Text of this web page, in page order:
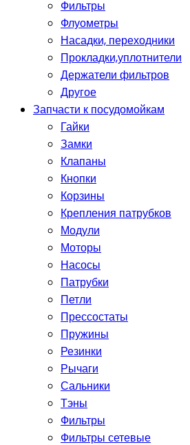
Фильтры
Флуометры
Насадки, переходники
Прокладки,уплотнители
Держатели фильтров
Другое
Запчасти к посудомойкам
Гайки
Замки
Клапаны
Кнопки
Корзины
Крепления патрубков
Модули
Моторы
Насосы
Патрубки
Петли
Прессостаты
Пружины
Резинки
Рычаги
Сальники
Тэны
Фильтры
Фильтры сетевые